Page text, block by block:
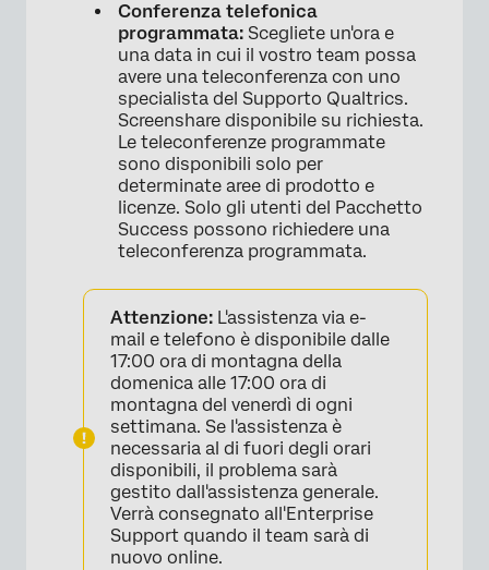
Conferenza telefonica
programmata: Scegliete un'ora e
una data in cui il vostro team possa
avere una teleconferenza con uno
specialista del Supporto Qualtrics.
Screenshare disponibile su richiesta.
Le teleconferenze programmate
sono disponibili solo per
determinate aree di prodotto e
licenze. Solo gli utenti del Pacchetto
Success possono richiedere una
teleconferenza programmata.
Attenzione: L'assistenza via e-
mail e telefono è disponibile dalle
17:00 ora di montagna della
domenica alle 17:00 ora di
montagna del venerdì di ogni
settimana. Se l'assistenza è
necessaria al di fuori degli orari
disponibili, il problema sarà
gestito dall'assistenza generale.
Verrà consegnato all'Enterprise
Support quando il team sarà di
nuovo online.